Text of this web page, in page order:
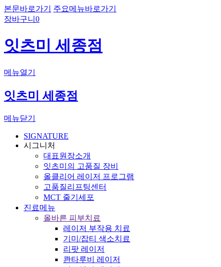
본문바로가기
주요메뉴바로가기
장바구니 0
잇츠미 세종점
메뉴열기
잇츠미 세종점
메뉴닫기
SIGNATURE
시그니처
대표원장소개
잇츠미의 고품질 장비
올클리어 레이저 프로그램
고품질리프팅센터
MCT 줄기세포
진료메뉴
올바른 피부치료
레이저 부작용 치료
기미/잡티 색소치료
리팟 레이저
콴타루비 레이저